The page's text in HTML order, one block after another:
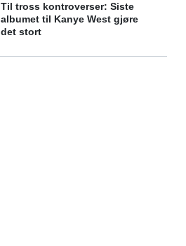
Til tross kontroverser: Siste
albumet til Kanye West gjøre
det stort